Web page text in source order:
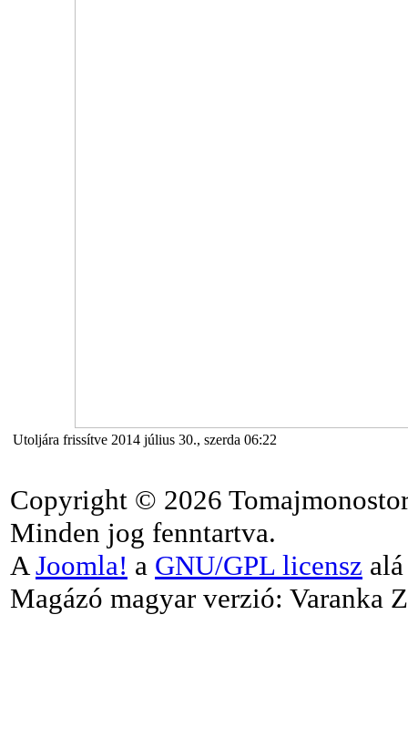
Utoljára frissítve 2014 július 30., szerda 06:22
Copyright © 2026
Minden jog fenntartva.
A Joomla! a GNU/GPL licensz
Magázó magyar verzió: Varanka